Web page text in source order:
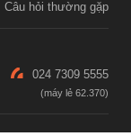
Câu hỏi thường gặp
024 7309 5555